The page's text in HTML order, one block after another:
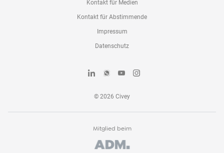
Kontakt für Medien
Kontakt für Abstimmende
Impressum
Datenschutz
© 2026 Civey
Mitglied beim